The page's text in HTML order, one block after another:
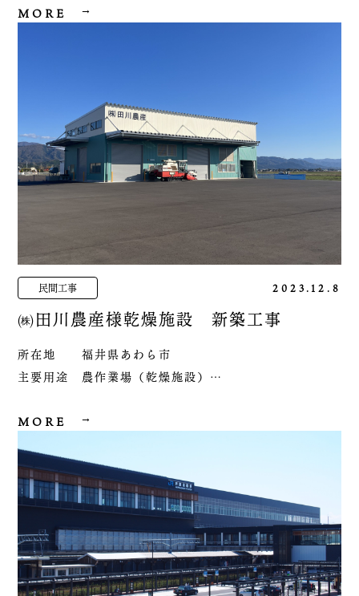
主要構造 木造軸組
MORE
民間工事 2023.12.8
㈱田川農産様乾燥施設 新築工事
所在地 福井県あわら市
主要用途 農作業場（乾燥施設）
主要構造 鉄骨造
規模 平屋建て
MORE